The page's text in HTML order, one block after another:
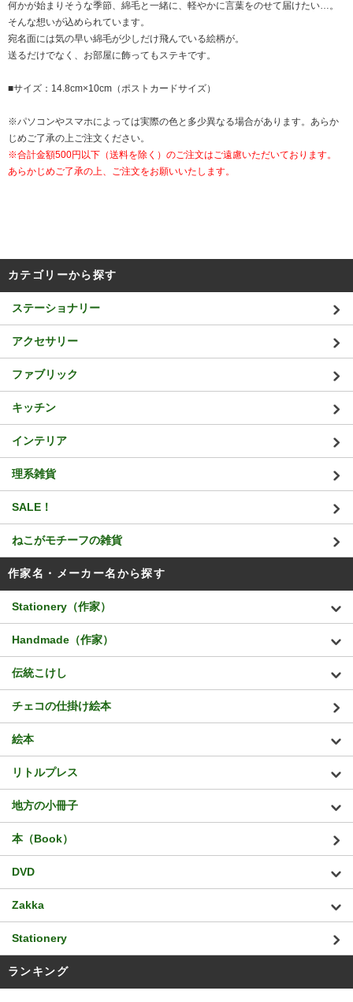
何かが始まりそうな季節、綿毛と一緒に、軽やかに言葉をのせて届けたい…。
そんな想いが込められています。
宛名面には気の早い綿毛が少しだけ飛んでいる絵柄が。
送るだけでなく、お部屋に飾ってもステキです。
■サイズ：14.8cm×10cm（ポストカードサイズ）
※パソコンやスマホによっては実際の色と多少異なる場合があります。あらか
じめご了承の上ご注文ください。
※合計金額500円以下（送料を除く）のご注文はご遠慮いただいております。
あらかじめご了承の上、ご注文をお願いいたします。
カテゴリーから探す
ステーショナリー
アクセサリー
ファブリック
キッチン
インテリア
理系雑貨
SALE！
ねこがモチーフの雑貨
作家名・メーカー名から探す
Stationery（作家）
Handmade（作家）
伝統こけし
チェコの仕掛け絵本
絵本
リトルプレス
地方の小冊子
本（Book）
DVD
Zakka
Stationery
ランキング